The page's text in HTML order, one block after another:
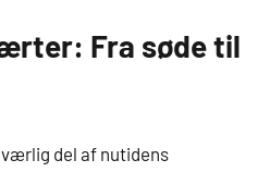
Fra søde til
del af nutidens